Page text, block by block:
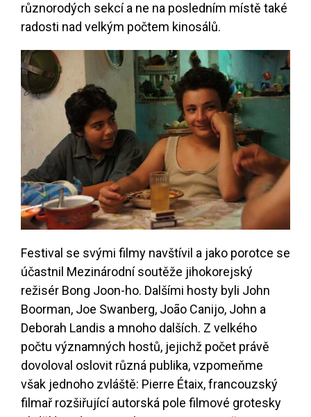
různorodých sekcí a ne na posledním místě také
radosti nad velkým počtem kinosálů.
Festival se svými filmy navštívil a jako porotce se
účastnil Mezinárodní soutěže jihokorejský
režisér Bong Joon-ho. Dalšími hosty byli John
Boorman, Joe Swanberg, João Canijo, John a
Deborah Landis a mnoho dalších. Z velkého
počtu významných hostů, jejichž počet právě
dovoloval oslovit různá publika, vzpomeňme
však jednoho zvláště: Pierre Étaix, francouzský
filmař rozšiřující autorská pole filmové grotesky